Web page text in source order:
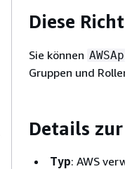
Diese
Sie können
Gruppen und
Details
Typ: AWS